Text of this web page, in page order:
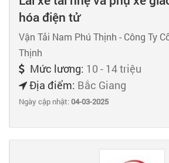
hóa điện tử
Vận Tải Nam Phú Thịnh - Công Ty
Thịnh
Mức lương: 10 - 14 triệu
Địa điểm: Bắc Giang
Ngày cập nhật:04-03-2025